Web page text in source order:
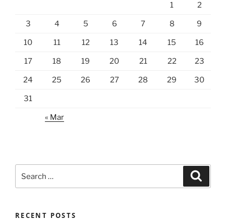
1 2
3 4 5 6 7 8 9
10 11 12 13 14 15 16
17 18 19 20 21 22 23
24 25 26 27 28 29 30
31
« Mar
for:
RECENT POSTS